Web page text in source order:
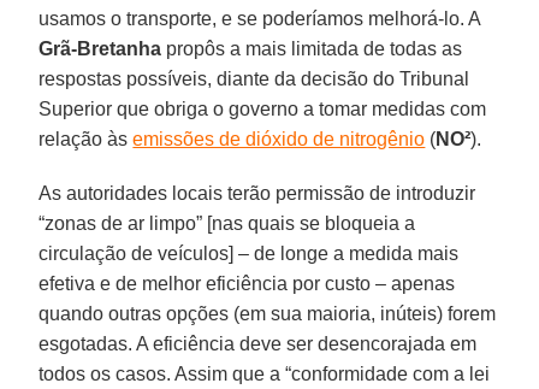
usamos o transporte, e se poderíamos melhorá-lo. A
Grã-Bretanha propôs a mais limitada de todas as
respostas possíveis, diante da decisão do Tribunal
Superior que obriga o governo a tomar medidas com
relação àsemissões de dióxido de nitrogênio (NO²).
As autoridades locais terão permissão de introduzir
“zonas de ar limpo” [nas quais se bloqueia a
circulação de veículos] – de longe a medida mais
efetiva e de melhor eficiência por custo – apenas
quando outras opções (em sua maioria, inúteis) forem
esgotadas. A eficiência deve ser desencorajada em
todos os casos. Assim que a “conformidade com a lei